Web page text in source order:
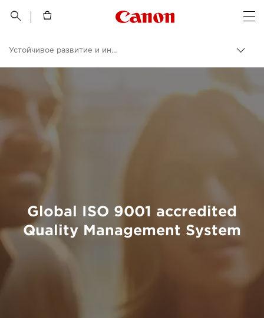
 
Canon Logo, back
Устойчивое развитие и инициативы
Global ISO 9001 accredited
Quality Management System